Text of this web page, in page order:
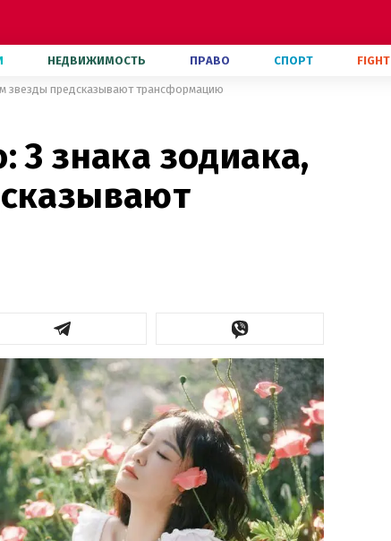
НЕДВИЖИМОСТЬ ПРАВО СПОРТ FIGHT
звезды предсказывают трансформацию
знака зодиака,